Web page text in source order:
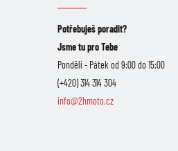
Potřebuješ poradit?
Jsme tu pro Tebe
Pondělí - Pátek od 9:00 do 15:00
(+420) 314 314 304
info@2hmoto.cz